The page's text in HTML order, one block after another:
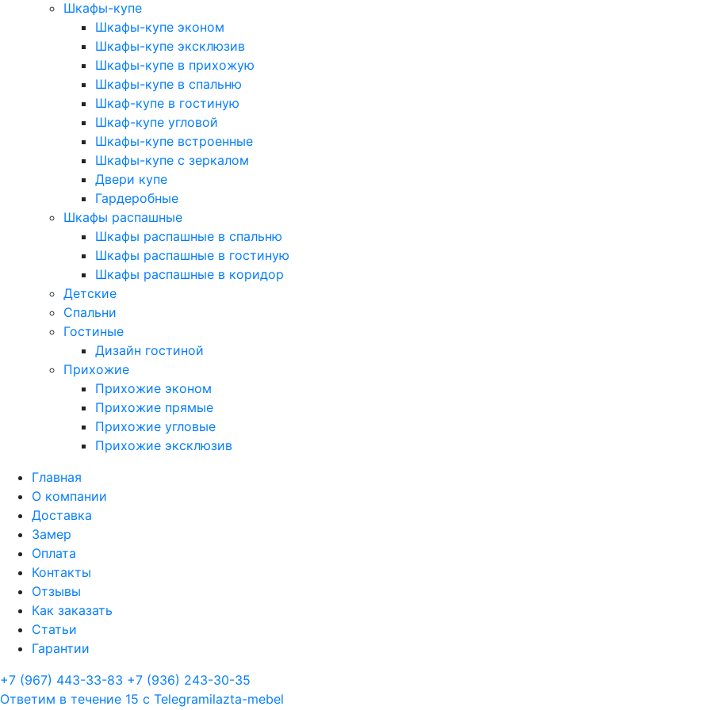
Шкафы-купе
Шкафы-купе эконом
Шкафы-купе эксклюзив
Шкафы-купе в прихожую
Шкафы-купе в спальню
Шкаф-купе в гостиную
Шкаф-купе угловой
Шкафы-купе встроенные
Шкафы-купе с зеркалом
Двери купе
Гардеробные
Шкафы распашные
Шкафы распашные в спальню
Шкафы распашные в гостиную
Шкафы распашные в коридор
Детские
Спальни
Гостиные
Дизайн гостиной
Прихожие
Прихожие эконом
Прихожие прямые
Прихожие угловые
Прихожие эксклюзив
Главная
О компании
Доставка
Замер
Оплата
Контакты
Отзывы
Как заказать
Статьи
Гарантии
+7 (967) 443-33-83 +7 (936) 243-30-35
Ответим в течение 15 с Telegramilazta-mebel